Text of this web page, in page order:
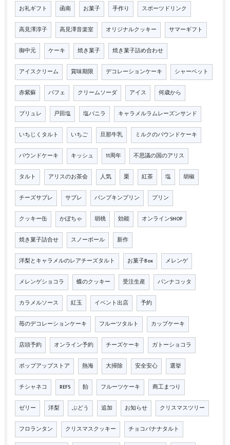
お礼ギフト 函南 お菓子 手作り スポーツドリンク
高見澤淳子 高見澤音楽室 オリジナルクッキー サマーギフト
御中元 ケーキ 焼き菓子 焼き菓子詰め合わせ
アイスクリーム 賞味期限 デコレーションケーキ シャーベット
赤紫蘇 パフェ クリームソーダ アイス 何歳から
ブリュレ 戸田塩 塩バニラ キャラメルラムレーズンサンド
いちじくタルト いちご 旦那牛乳 ミルクのパウンドケーキ
パウンドケーキ キッシュ 11周年 不思議の国のアリス
タルト アリスのお茶会 人気 栗 紅茶 塩 胡椒
チーズサブレ サブレ パンプキンプリン プリン
クッキー缶 かぼちゃ 胡桃 効能 オンラインSHOP
焼き菓子詰合せ スノーボール 新作
洋梨とキャラメルのレアチーズタルト お菓子Box メレンゲ
メレンゲショコラ 蝶のクッキー 受注生産 パンナコッタ
カラメルソース 紅玉 イベント出店 予約
苺のデコレーションケーキ フルーツタルト カップケーキ
店頭予約 オンライン予約 チーズケーキ ガトーショコラ
ポップアップストア 熱海 大掃除 安全安心 選挙
チシャネコ REFS 飴 フルーツケーキ 商工まつり
ゼリー 洋梨 ぶどう 追加 お知らせ クリスマスツリー
フロランタン クリスマスクッキー チョコバナナタルト